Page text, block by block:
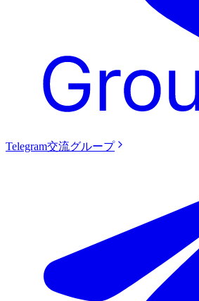
Telegram交流グループ